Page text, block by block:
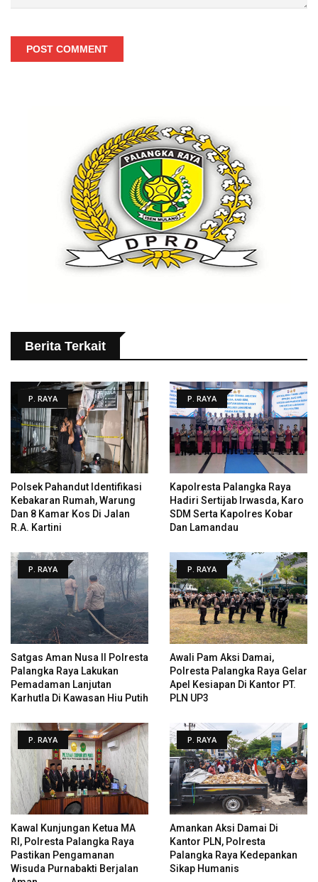
POST COMMENT
Berita Terkait
P. RAYA
Polsek Pahandut Identifikasi
Kebakaran Rumah, Warung
Dan 8 Kamar Kos Di Jalan
R.A. Kartini
P. RAYA
Kapolresta Palangka Raya
Hadiri Sertijab Irwasda, Karo
SDM Serta Kapolres Kobar
Dan Lamandau
P. RAYA
Satgas Aman Nusa II Polresta
Palangka Raya Lakukan
Pemadaman Lanjutan
Karhutla Di Kawasan Hiu Putih
P. RAYA
Awali Pam Aksi Damai,
Polresta Palangka Raya Gelar
Apel Kesiapan Di Kantor PT.
PLN UP3
P. RAYA
Kawal Kunjungan Ketua MA
RI, Polresta Palangka Raya
Pastikan Pengamanan
Wisuda Purnabakti Berjalan
P. RAYA
Amankan Aksi Damai Di
Kantor PLN, Polresta
Palangka Raya Kedepankan
Sikap Humanis